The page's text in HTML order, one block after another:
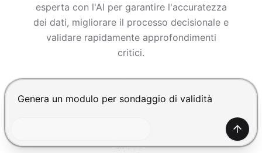
ACCEDI
PROVA GRATIS
esperta con l'AI per garantire l'accuratezza
dei dati, migliorare il processo decisionale e
validare rapidamente approfondimenti
critici.
Premi Invio per inviare, Shift+Invio per nuova riga